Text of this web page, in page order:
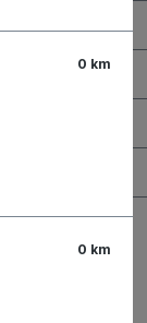
0 km
0 km